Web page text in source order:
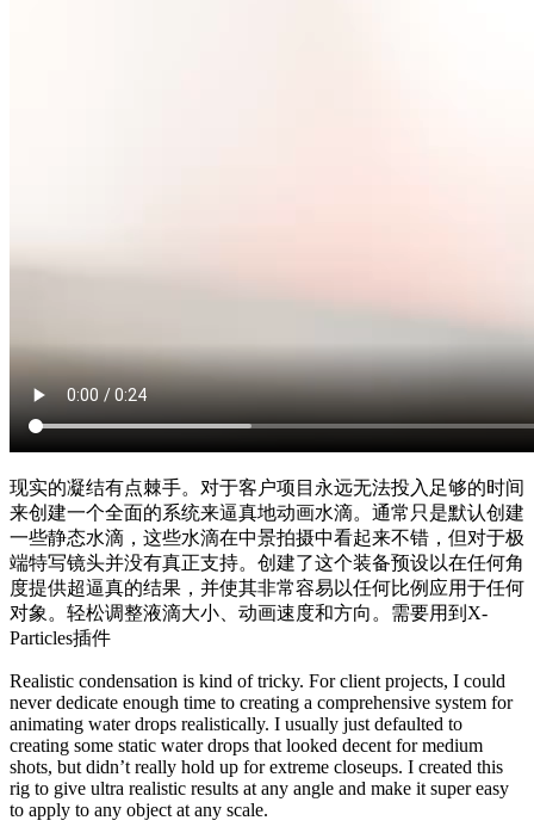
现实的凝结有点棘手。对于客户项目永远无法投入足够的时间
来创建一个全面的系统来逼真地动画水滴。通常只是默认创建
一些静态水滴，这些水滴在中景拍摄中看起来不错，但对于极
端特写镜头并没有真正支持。创建了这个装备预设以在任何角
度提供超逼真的结果，并使其非常容易以任何比例应用于任何
对象。轻松调整液滴大小、动画速度和方向。需要用到X-
Particles插件
Realistic condensation is kind of tricky. For client projects, I could
never dedicate enough time to creating a comprehensive system for
animating water drops realistically. I usually just defaulted to
creating some static water drops that looked decent for medium
shots, but didn’t really hold up for extreme closeups. I created this
rig to give ultra realistic results at any angle and make it super easy
to apply to any object at any scale.